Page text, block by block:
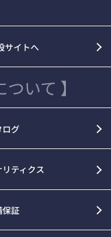
サイトへ
いて 】
ログ
リティクス
保証